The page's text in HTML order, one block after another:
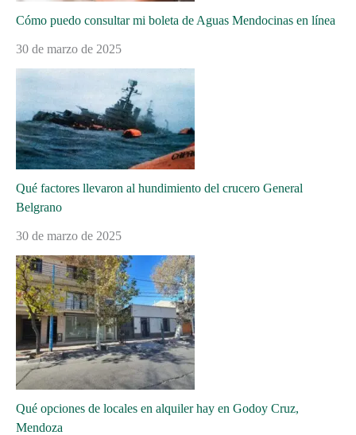
Cómo puedo consultar mi boleta de Aguas Mendocinas en línea
30 de marzo de 2025
Qué factores llevaron al hundimiento del crucero General
Belgrano
30 de marzo de 2025
Qué opciones de locales en alquiler hay en Godoy Cruz,
Mendoza